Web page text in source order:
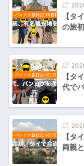
【タ
の旅
【タ
代で
【タ
両親